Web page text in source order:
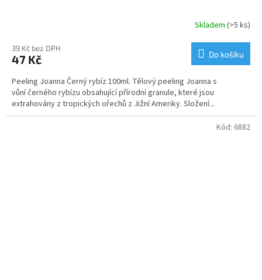
Skladem (>5 ks)
39 Kč bez DPH
47 Kč Do košíku
Peeling Joanna Černý rybíz 100ml. Tělový peeling Joanna s
vůní černého rybízu obsahující přírodní granule, které jsou
extrahovány z tropických ořechů z Jižní Ameriky. Složení...
Kód: 6882